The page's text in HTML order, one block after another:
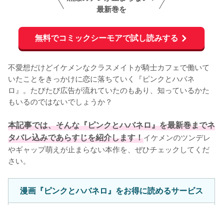
最新巻を
無料でコミックシーモアで試し読みする
不愛想だけどイケメンなクラスメイトが騎士カフェで働いて
いたことをきっかけに恋に落ちていく『ピンクとハバネ
ロ』。たびたび広告が流れていたのもあり、知っているかた
もいるのではないでしょうか？
本記事では、そんな『ピンクとハバネロ』を最新巻までネ
タバレ込みであらすじを紹介します！イケメンのツンデレ
やギャップ萌えが止まらない本作を、ぜひチェックしてくだ
さい。
漫画『ピンクとハバネロ』をお得に読めるサービス